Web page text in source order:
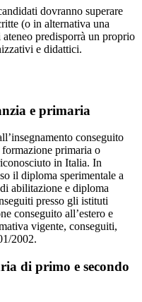
dovranno superare
(o in alternativa una
predisporrà un proprio
e didattici.
e primaria
conseguito
primaria o
in Italia. In
il diploma sperimentale a
abilitazione e diploma
presso gli istituti
conseguito all’estero e
vigente, conseguiti,
2002.
di primo e secondo